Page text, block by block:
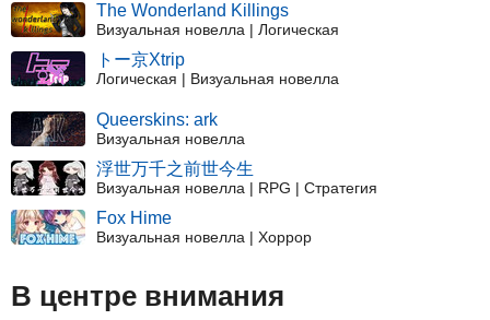
The Wonderland Killings
Визуальная новелла | Логическая
トー京Xtrip
Логическая | Визуальная новелла
Queerskins: ark
Визуальная новелла
浮世万千之前世今生
Визуальная новелла | RPG | Стратегия
Fox Hime
Визуальная новелла | Хоррор
В центре внимания